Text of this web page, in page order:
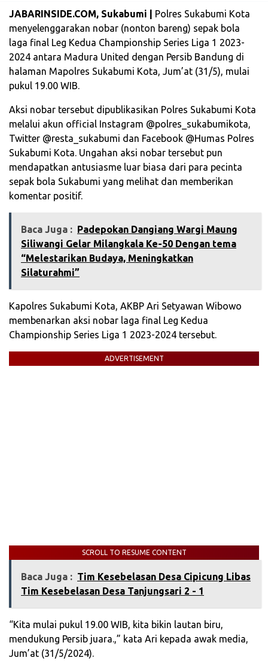
JABARINSIDE.COM, Sukabumi | Polres Sukabumi Kota
menyelenggarakan nobar (nonton bareng) sepak bola
laga final Leg Kedua Championship Series Liga 1 2023-
2024 antara Madura United dengan Persib Bandung di
halaman Mapolres Sukabumi Kota, Jum’at (31/5), mulai
pukul 19.00 WIB.
Aksi nobar tersebut dipublikasikan Polres Sukabumi Kota
melalui akun official Instagram @polres_sukabumikota,
Twitter @resta_sukabumi dan Facebook @Humas Polres
Sukabumi Kota. Ungahan aksi nobar tersebut pun
mendapatkan antusiasme luar biasa dari para pecinta
sepak bola Sukabumi yang melihat dan memberikan
komentar positif.
Baca Juga : Padepokan Dangiang Wargi Maung
Siliwangi Gelar Milangkala Ke-50 Dengan tema
“Melestarikan Budaya, Meningkatkan
Silaturahmi”
Kapolres Sukabumi Kota, AKBP Ari Setyawan Wibowo
membenarkan aksi nobar laga final Leg Kedua
Championship Series Liga 1 2023-2024 tersebut.
ADVERTISEMENT
SCROLL TO RESUME CONTENT
Baca Juga : Tim Kesebelasan Desa Cipicung Libas
Tim Kesebelasan Desa Tanjungsari 2 - 1
“Kita mulai pukul 19.00 WIB, kita bikin lautan biru,
mendukung Persib juara.,” kata Ari kepada awak media,
Jum’at (31/5/2024).